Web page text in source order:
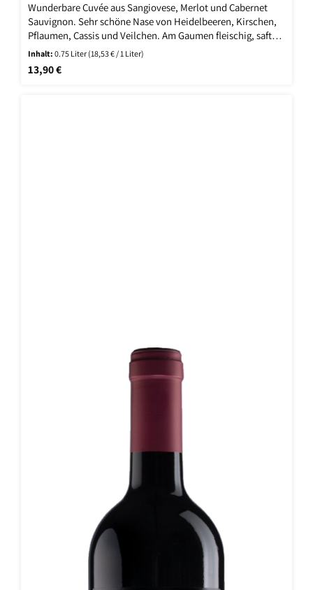
Wunderbare Cuvée aus Sangiovese, Merlot und Cabernet
Sauvignon. Sehr schöne Nase von Heidelbeeren, Kirschen,
Pflaumen, Cassis und Veilchen. Am Gaumen fleischig, saftig,
samtig, schöne intensive Frucht und sehr elegant. Sein
süffiger Stil mit Anspruch und ein langer Nachhall machen
ihn zu einem Vorzeige- Toskaner, der stets mit
Inhalt:0.75 Liter (18,53 € / 1 Liter)
Regulärer Preis:
13,90 €